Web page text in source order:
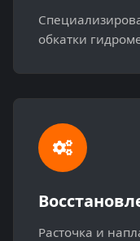
обкатки
Расточка и